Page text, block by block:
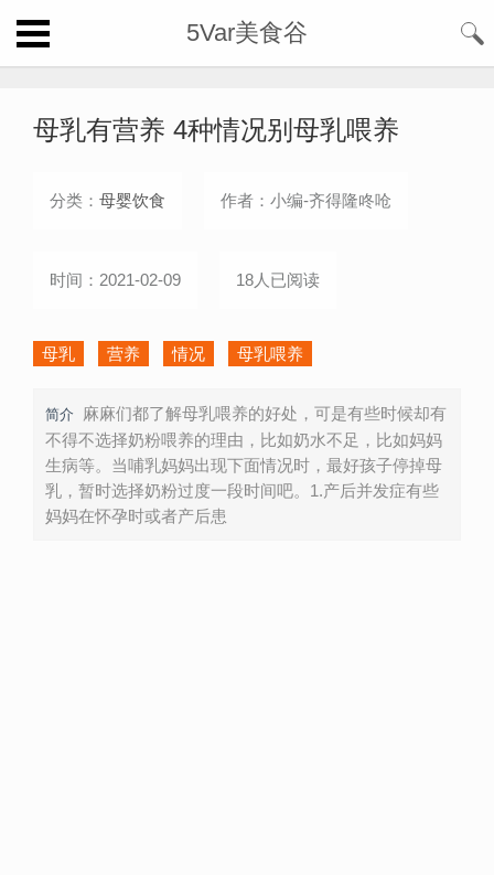
5Var美食谷
母乳有营养 4种情况别母乳喂养
分类： 母婴饮食 作者：小编-齐得隆咚呛
时间：2021-02-09 18人已阅读
母乳 营养 情况 母乳喂养
简介
麻麻们都了解母乳喂养的好处，可是有些时候却有
不得不选择奶粉喂养的理由，比如奶水不足，比如妈妈
生病等。当哺乳妈妈出现下面情况时，最好孩子停掉母
乳，暂时选择奶粉过度一段时间吧。1.产后并发症有些
妈妈在怀孕时或者产后患